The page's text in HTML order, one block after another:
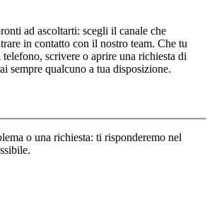
ad ascoltarti: scegli il canale che
in contatto con il nostro team. Che tu
scrivere o aprire una richiesta di
sempre qualcuno a tua disposizione.
o una richiesta: ti risponderemo nel